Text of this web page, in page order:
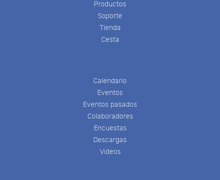
Productos
Soporte
Tienda
Cesta
Calendario
Eventos
Eventos pasados
Colaboradores
Encuestas
Descargas
Videos